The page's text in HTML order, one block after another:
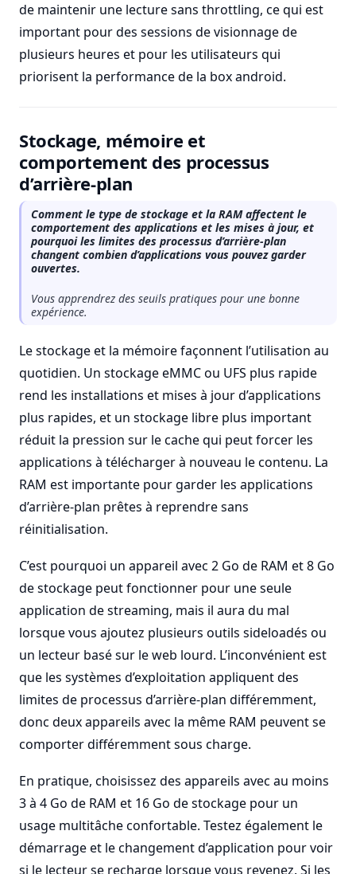
de maintenir une lecture sans throttling, ce qui est
important pour des sessions de visionnage de
plusieurs heures et pour les utilisateurs qui
priorisent la performance de la box android.
Stockage, mémoire et
comportement des processus
d’arrière-plan
Comment le type de stockage et la RAM affectent le
comportement des applications et les mises à jour, et
pourquoi les limites des processus d’arrière-plan
changent combien d’applications vous pouvez garder
ouvertes.
Vous apprendrez des seuils pratiques pour une bonne
expérience.
Le stockage et la mémoire façonnent l’utilisation au
quotidien. Un stockage eMMC ou UFS plus rapide
rend les installations et mises à jour d’applications
plus rapides, et un stockage libre plus important
réduit la pression sur le cache qui peut forcer les
applications à télécharger à nouveau le contenu. La
RAM est importante pour garder les applications
d’arrière-plan prêtes à reprendre sans
réinitialisation.
C’est pourquoi un appareil avec 2 Go de RAM et 8 Go
de stockage peut fonctionner pour une seule
application de streaming, mais il aura du mal
lorsque vous ajoutez plusieurs outils sideloadés ou
un lecteur basé sur le web lourd. L’inconvénient est
que les systèmes d’exploitation appliquent des
limites de processus d’arrière-plan différemment,
donc deux appareils avec la même RAM peuvent se
comporter différemment sous charge.
En pratique, choisissez des appareils avec au moins
3 à 4 Go de RAM et 16 Go de stockage pour un
usage multitâche confortable. Testez également le
démarrage et le changement d’application pour voir
si le lecteur se recharge lorsque vous revenez. Si les